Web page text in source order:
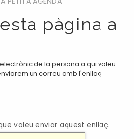
pàgina a
de la persona a qui voleu
un correu amb l'enllaç
voleu enviar aquest enllaç.